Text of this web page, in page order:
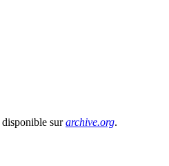
disponible surarchive.org.